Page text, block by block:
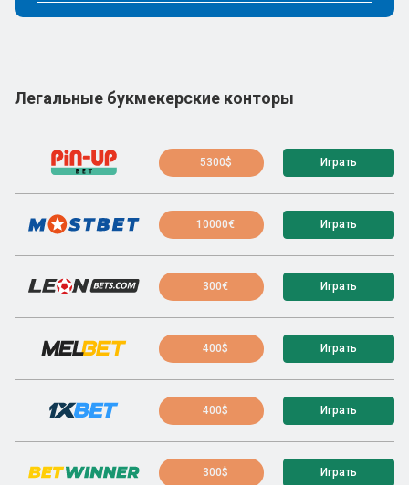
Легальные букмекерские конторы
5300$ Играть
10000€ Играть
300€ Играть
400$ Играть
400$ Играть
300$ Играть